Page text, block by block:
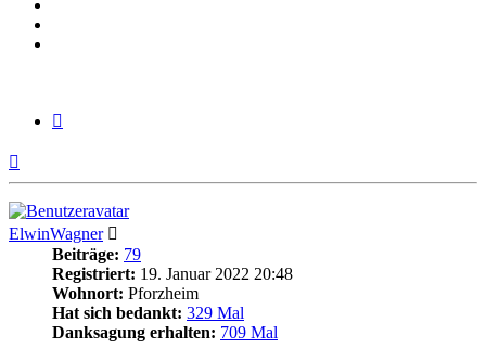
ElwinWagner
Beiträge: 79
Registriert: 19. Januar 2022 20:48
Wohnort: Pforzheim
Hat sich bedankt: 329 Mal
Danksagung erhalten: 709 Mal